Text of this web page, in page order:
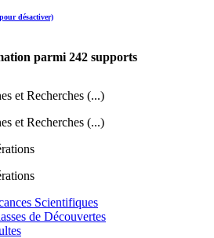
désactiver)
parmi 242 supports
et Recherches (...)
et Recherches (...)
Scientifiques
de Découvertes